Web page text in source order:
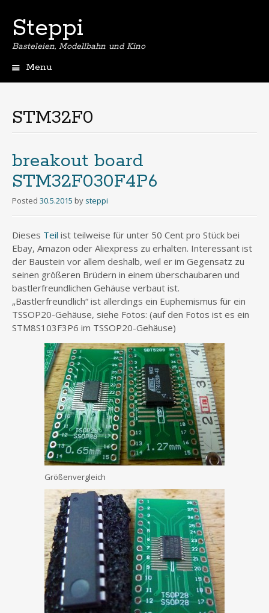
Steppi
Basteleien, Modellbahn und Kino
Menu
STM32F0
breakout board
STM32F030F4P6
Posted 30.5.2015 by steppi
Dieses Teil ist teilweise für unter 50 Cent pro Stück bei
Ebay, Amazon oder Aliexpress zu erhalten. Interessant ist
der Baustein vor allem deshalb, weil er im Gegensatz zu
seinen größeren Brüdern in einem überschaubaren und
bastlerfreundlichen Gehäuse verbaut ist.
„Bastlerfreundlich“ ist allerdings ein Euphemismus für ein
TSSOP20-Gehäuse, siehe Fotos: (auf den Fotos ist es ein
STM8S103F3P6 im TSSOP20-Gehäuse)
Größenvergleich